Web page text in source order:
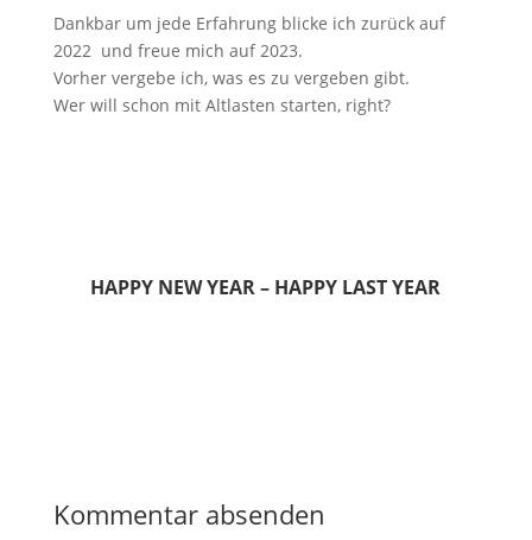
Dankbar um jede Erfahrung blicke ich zurück auf
2022 und freue mich auf 2023.
Vorher vergebe ich, was es zu vergeben gibt.
Wer will schon mit Altlasten starten, right?
HAPPY NEW YEAR – HAPPY LAST YEAR
Kommentar absenden